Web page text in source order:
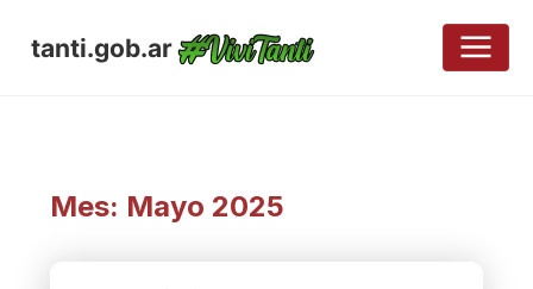
tanti.gob.ar
Mes: Mayo 2025